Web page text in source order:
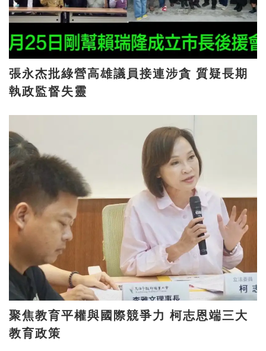
張永杰批綠營高雄議員接連涉貪 質疑長期
執政監督失靈
聚焦教育平權與國際競爭力 柯志恩端三大
教育政策